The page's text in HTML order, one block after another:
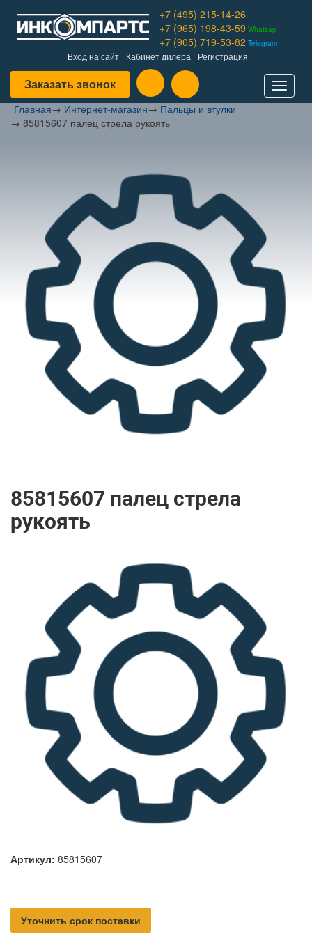
+7 (495) 215-14-26
+7 (965) 198-43-59 Whatsap
+7 (905) 719-53-82 Telegram
Вход на сайт Кабинет дилера Регистрация
Заказать звонок
Toggle
Главная→ Интернет-магазин→ Пальцы и втулки
→ 85815607 палец стрела рукоять
85815607 палец стрела
рукоять
Артикул: 85815607
Уточнить срок поставки